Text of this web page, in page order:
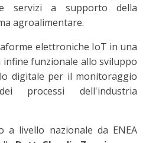
servizi a supporto della
agroalimentare.
elettroniche IoT in una
funzionale allo sviluppo
digitale per il monitoraggio
processi dell'industria
livello nazionale da ENEA